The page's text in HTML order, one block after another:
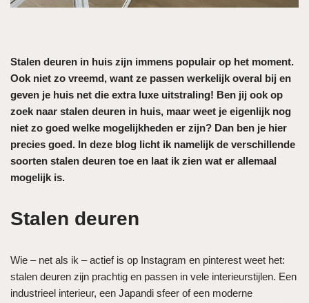
Stalen deuren in huis zijn immens populair op het moment.
Ook niet zo vreemd, want ze passen werkelijk overal bij en
geven je huis net die extra luxe uitstraling! Ben jij ook op
zoek naar stalen deuren in huis, maar weet je eigenlijk nog
niet zo goed welke mogelijkheden er zijn? Dan ben je hier
precies goed. In deze blog licht ik namelijk de verschillende
soorten stalen deuren toe en laat ik zien wat er allemaal
mogelijk is.
Stalen deuren
Wie – net als ik – actief is op Instagram en pinterest weet het:
stalen deuren zijn prachtig en passen in vele interieurstijlen. Een
industrieel interieur, een Japandi sfeer of een moderne